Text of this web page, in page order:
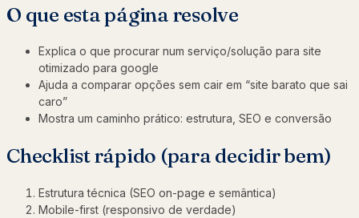
O que esta página resolve
Explica o que procurar num serviço/solução para site
otimizado para google
Ajuda a comparar opções sem cair em “site barato que sai
caro”
Mostra um caminho prático: estrutura, SEO e conversão
Checklist rápido (para decidir bem)
Estrutura técnica (SEO on-page e semântica)
Mobile-first (responsivo de verdade)